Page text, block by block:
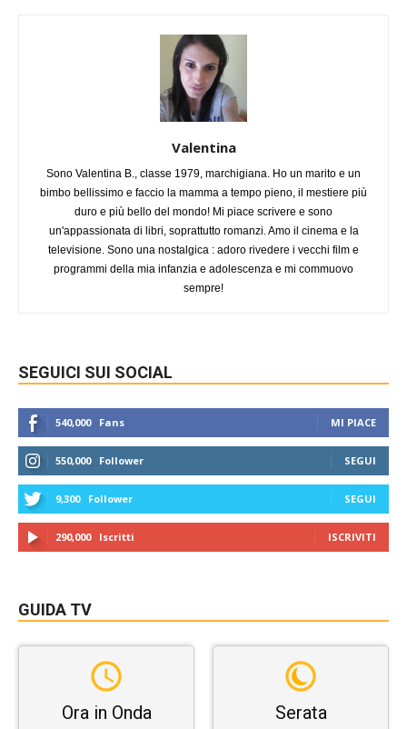
Valentina
Sono Valentina B., classe 1979, marchigiana. Ho un marito e un
bimbo bellissimo e faccio la mamma a tempo pieno, il mestiere più
duro e più bello del mondo! Mi piace scrivere e sono
un'appassionata di libri, soprattutto romanzi. Amo il cinema e la
televisione. Sono una nostalgica : adoro rivedere i vecchi film e
programmi della mia infanzia e adolescenza e mi commuovo
sempre!
SEGUICI SUI SOCIAL
540,000 Fans MI PIACE
550,000 Follower SEGUI
9,300 Follower SEGUI
290,000 Iscritti ISCRIVITI
GUIDA TV
Ora in Onda Serata